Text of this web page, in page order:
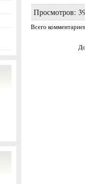
Просмотров:
Всего